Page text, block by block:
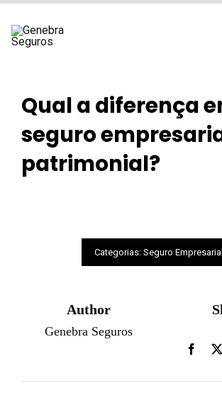
para
Qual a diferença
seguro
patrimonial?
Categorias: Seguro Empresarial
Author
Genebra Seguros